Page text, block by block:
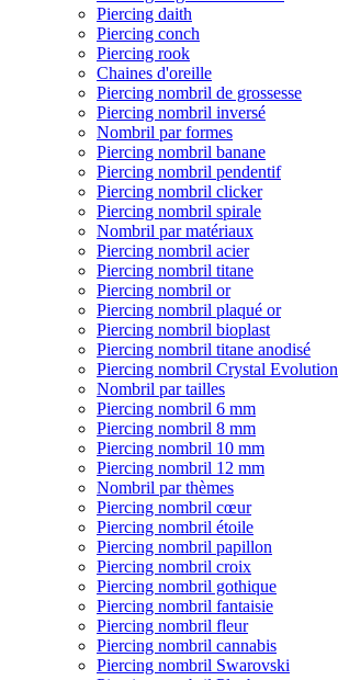
Piercing daith
Piercing conch
Piercing rook
Chaines d'oreille
Piercing nombril de grossesse
Piercing nombril inversé
Nombril par formes
Piercing nombril banane
Piercing nombril pendentif
Piercing nombril clicker
Piercing nombril spirale
Nombril par matériaux
Piercing nombril acier
Piercing nombril titane
Piercing nombril or
Piercing nombril plaqué or
Piercing nombril bioplast
Piercing nombril titane anodisé
Piercing nombril Crystal Evolution
Nombril par tailles
Piercing nombril 6 mm
Piercing nombril 8 mm
Piercing nombril 10 mm
Piercing nombril 12 mm
Nombril par thèmes
Piercing nombril cœur
Piercing nombril étoile
Piercing nombril papillon
Piercing nombril croix
Piercing nombril gothique
Piercing nombril fantaisie
Piercing nombril fleur
Piercing nombril cannabis
Piercing nombril Swarovski